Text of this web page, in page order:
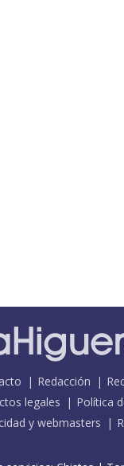
Redacción
legales
Política
y webmasters